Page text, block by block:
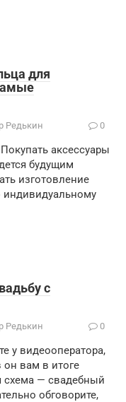
для
Редькин 0
аксессуары
будущим
изготовление
индивидуальному
с
Редькин 0
у видеооператора,
вам в итоге
схема — свадебный
обговорите,